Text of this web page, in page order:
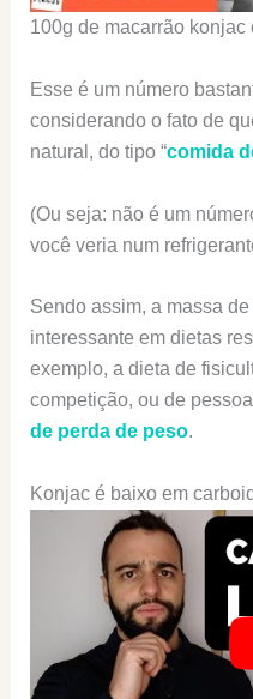
100g de macarrão konjac
Esse é um número
considerando o fato de
natural, do tipo “comida
(Ou seja: não é um
você veria num
Sendo assim, a massa
interessante em dietas
exemplo, a dieta de
competição, ou de
de perda de peso.
Konjac é baixo em